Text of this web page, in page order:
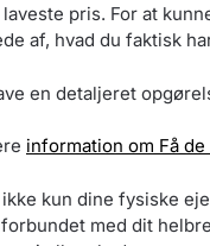
pris. For at
af, hvad du faktisk
en detaljeret
information om Få
kun dine fysiske
med dit